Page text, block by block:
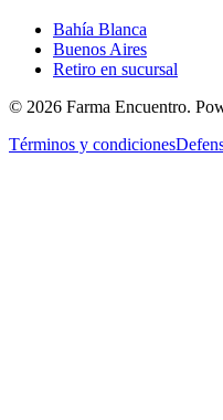
Bahía Blanca
Buenos Aires
Retiro en sucursal
© 2026 Farma Encuentro.
Términos y condiciones